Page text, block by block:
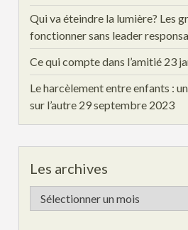
Qui va éteindre la lumière? Les
fonctionner sans leader
Ce qui compte dans l’amitié 23
Le harcèlement entre enfants :
sur l’autre 29 septembre 2023
Les archives
Les
archives